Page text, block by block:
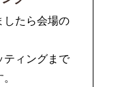
したら会場の
ティングまで